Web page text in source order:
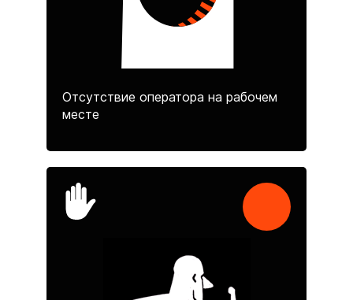
Отсутствие оператора на рабочем
месте